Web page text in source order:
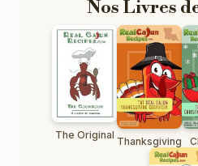
Nos Livres
The Original Thanksgiving